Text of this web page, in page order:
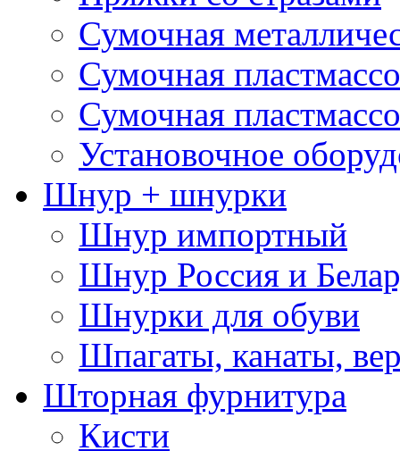
Сумочная
Сумочная
Сумочная
Установочное
Шнур + шнурки
Шнур импортный
Шнур Россия и
Шнурки для обуви
Шпагаты, канаты,
Шторная фурнитура
Кисти